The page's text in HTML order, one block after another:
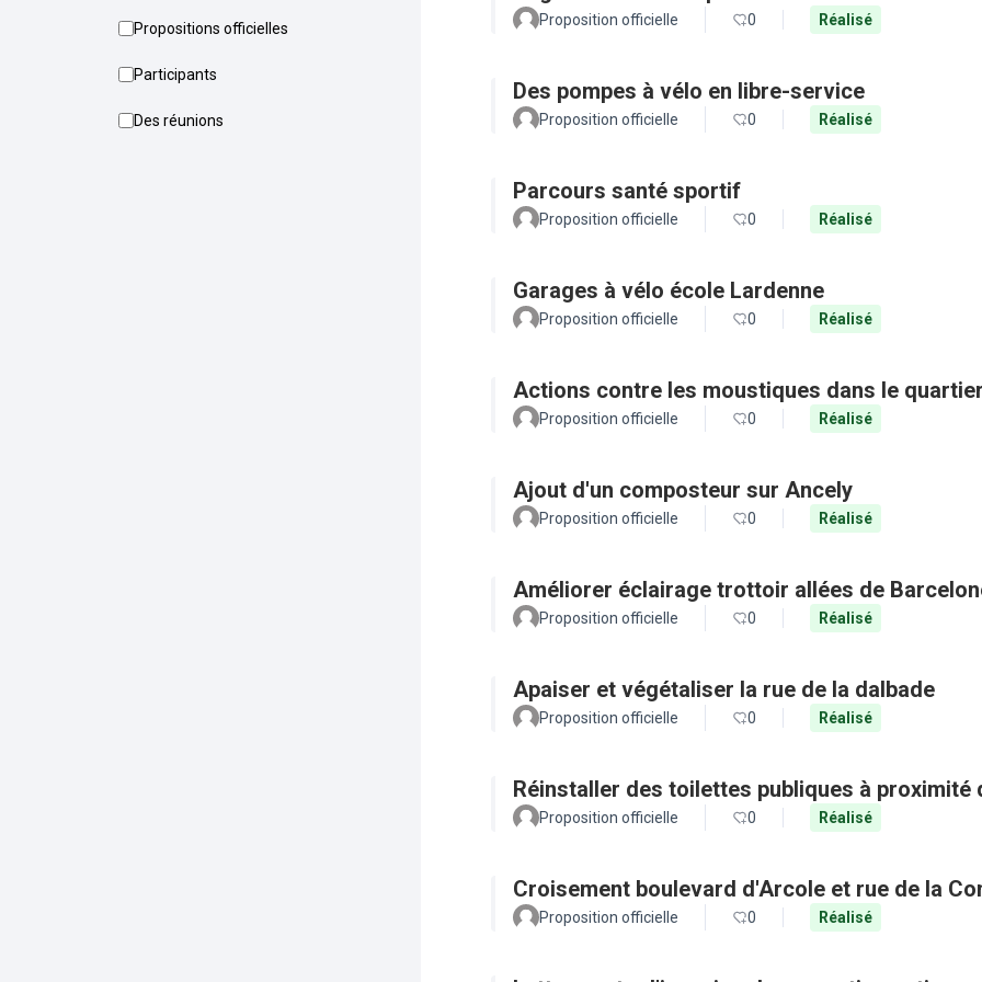
Propositions officielles
Participants
Des réunions
Proposition officielle 0 Réalisé
Des pompes à vélo en libre-service
Proposition officielle 0 Réalisé
Parcours santé sportif
Proposition officielle 0 Réalisé
Garages à vélo école Lardenne
Proposition officielle 0 Réalisé
Actions contre les moustiques dans le
Proposition officielle 0 Réalisé
Ajout d'un composteur sur Ancely
Proposition officielle 0 Réalisé
Améliorer éclairage trottoir allées de
Proposition officielle 0 Réalisé
Apaiser et végétaliser la rue de la dalbade
Proposition officielle 0 Réalisé
Réinstaller des toilettes publiques à proximité
Proposition officielle 0 Réalisé
Croisement boulevard d'Arcole et rue de la
Proposition officielle 0 Réalisé